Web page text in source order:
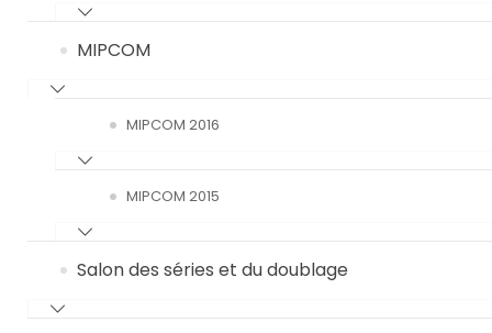
MIPCOM
MIPCOM 2016
MIPCOM 2015
Salon des séries et du doublage